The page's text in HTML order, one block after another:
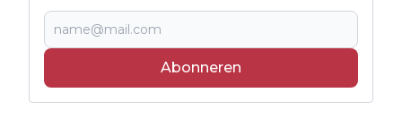
Abonneren